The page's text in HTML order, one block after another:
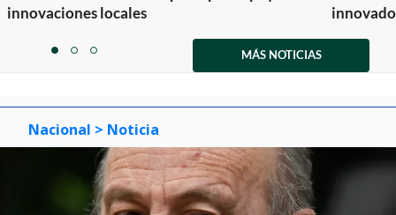
innovaciones locales
itemitemitem
MÁS NOTICIAS
Nacional > Noticia